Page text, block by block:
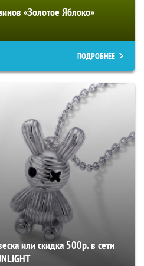
«Золотое Яблоко»
ПОДРОБНЕЕ
или скидка 500р. в сети